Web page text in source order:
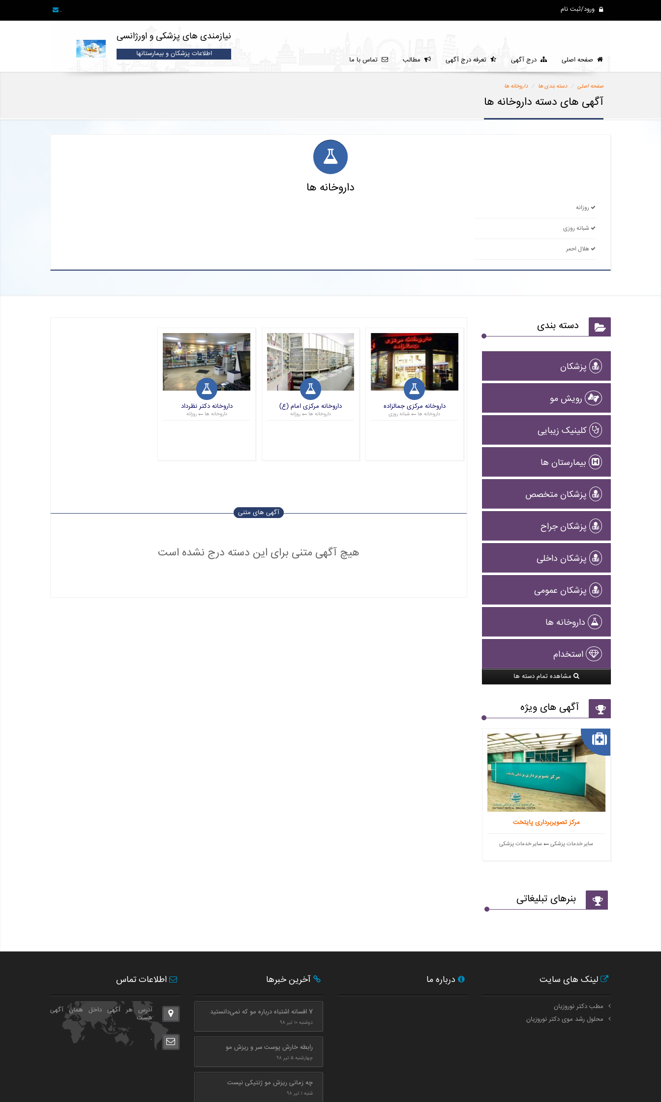
. ورود/ثبت نام
نیازمندی های پزشکی و اورژانسی
اطلاعات پزشکان و بیمارستانها
صفحه اصلی درج آگهی تعرفه درج آگهی مطالب تماس با ما
صفحه اصلی دسته بندی ها داروخانه ها
آگهی های دسته داروخانه ها
داروخانه ها
روزانه
شبانه روزی
هلال احمر
داروخانه مرکزی جمالزاده
داروخانه ها شبانه روزی
داروخانه مرکزی امام (ع)
داروخانه ها روزانه
داروخانه دکتر نظرداد
داروخانه ها روزانه
آگهی های متنی
هیچ آگهی متنی برای این دسته درج نشده است
دسته بندی
پزشکان
رویش مو
کلینیک زیبایی
بیمارستان ها
پزشکان متخصص
پزشکان جراح
پزشکان داخلی
پزشکان عمومی
داروخانه ها
استخدام
مشاهده تمام دسته ها
آگهی های ویژه
مرکز تصویربرداری پایتخت
سایر خدمات پزشکی سایر خدمات پزشکی
بنرهای تبلیغاتی
لینک های سایت
مطب دکتر نوروزیان
محلول رشد موی دکتر نوروزیان
درباره ما آخرین خبرها
7 افسانه اشتباه درباره مو که نمی‌دانستید
دوشنبه ۱۰ تیر ۹۸
رابطه خارش پوست سر و ریزش مو
چهارشنبه ۵ تیر ۹۸
چه زمانی ریزش مو ژنتیکی نیست
شنبه ۱ تیر ۹۸
اطلاعات تماس
آدرس هر آگهی داخل همان آگهی
هست
.